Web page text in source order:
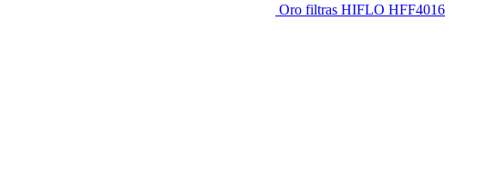
Oro filtras HIFLO HFF4016